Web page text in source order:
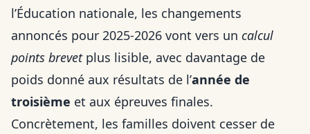
l’Éducation nationale, les changements
annoncés pour 2025-2026 vont vers un calcul
points brevetplus lisible, avec davantage de
poids donné aux résultats de l’année de
troisième et aux épreuves finales.
Concrètement, les familles doivent cesser de